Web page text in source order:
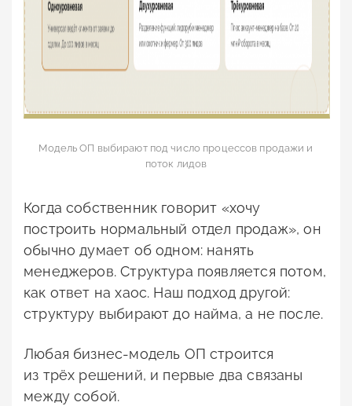
Модель ОП выбирают под число процессов продажи и
поток лидов
Когда собственник говорит «хочу
построить нормальный отдел продаж», он
обычно думает об одном: нанять
менеджеров. Структура появляется потом,
как ответ на хаос. Наш подход другой:
структуру выбирают до найма, а не после.
Любая бизнес-модель ОП строится
из трёх решений, и первые два связаны
между собой.